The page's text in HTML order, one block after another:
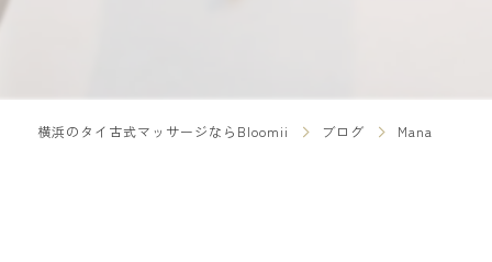
横浜のタイ古式マッサージならBloomii ブログ Mana